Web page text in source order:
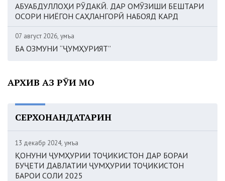
АБУАБДУЛЛОҲИ РӮДАКӢ. ДАР ОМӮЗИШИ БЕШТАРИ
ОСОРИ НИЁГОН САҲЛАНГОРӢ НАБОЯД КАРД
07 август 2026, Ҷумъа
БА ОЗМУНИ “ҶУМҲУРИЯТ”
АРХИВ АЗ РӮИ МОҲ
СЕРХОНАНДАТАРИН
13 декабр 2024, Ҷумъа
ҚОНУНИ ҶУМҲУРИИ ТОҶИКИСТОН ДАР БОРАИ
БУҶЕТИ ДАВЛАТИИ ҶУМҲУРИИ ТОҶИКИСТОН
БАРОИ СОЛИ 2025